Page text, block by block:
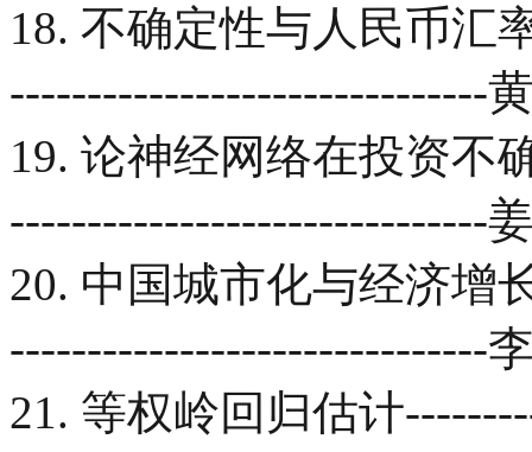
18. 不确定性与人民币汇
-------------------------------
19. 论神经网络在投资不
-------------------------------
20. 中国城市化与经济增
-------------------------------
21. 等权岭回归估计